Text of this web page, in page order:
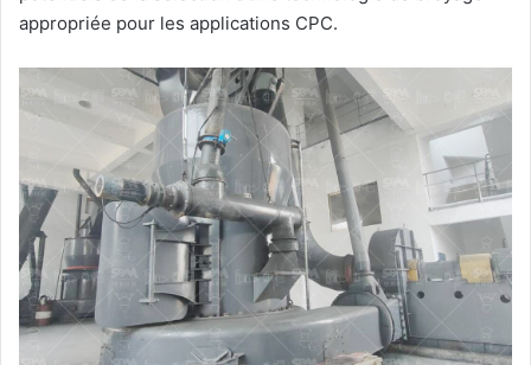
appropriée pour les applications CPC.